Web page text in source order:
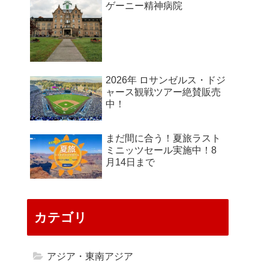
ゲーニー精神病院
2026年 ロサンゼルス・ドジ
ャース観戦ツアー絶賛販売
中！
まだ間に合う！夏旅ラスト
ミニッツセール実施中！8
月14日まで
カテゴリ
アジア・東南アジア